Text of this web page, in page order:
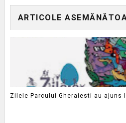
ARTICOLE
Zilele Parcului Gheraiesti au ajuns